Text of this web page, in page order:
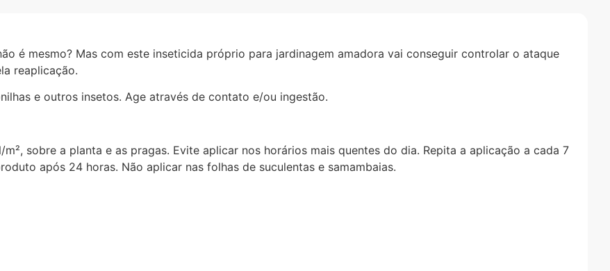
é mesmo? Mas com este inseticida próprio para jardinagem amadora vai conseguir controlar o ataque
reaplicação.
e outros insetos. Age através de contato e/ou ingestão.
m², sobre a planta e as pragas. Evite aplicar nos horários mais quentes do dia. Repita a aplicação a cada 7
após 24 horas. Não aplicar nas folhas de suculentas e samambaias.